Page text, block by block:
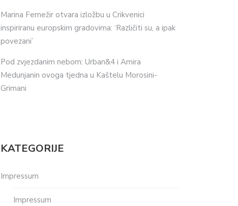
Marina Fernežir otvara izložbu u Crikvenici
inspiriranu europskim gradovima: ‘Različiti su, a ipak
povezani’
Pod zvjezdanim nebom: Urban&4 i Amira
Medunjanin ovoga tjedna u Kaštelu Morosini-
Grimani
KATEGORIJE
Impressum
Impressum